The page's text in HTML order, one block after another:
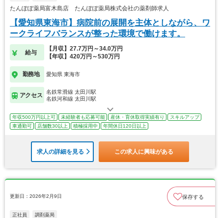
たんぽぽ薬局富木島店 たんぽぽ薬局株式会社の薬剤師求人
【愛知県東海市】病院前の展開を主体としながら、ワ
ークライフバランスが整った環境で働けます。
給与
【月収】27.7万円～34.0万円
【年収】420万円～530万円
勤務地 愛知県 東海市
アクセス
名鉄常滑線 太田川駅
名鉄河和線 太田川駅
年収500万円以上可 未経験者も応募可能 産休・育休取得実績有り
スキルアップ
車通勤可
店舗数30以上 積極採用中 年間休日120日以上
求人の詳細を見る この求人に興味がある
更新日：2026年2月9日 保存する
正社員 調剤薬局